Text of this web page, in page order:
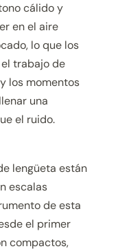
cálido y
en el aire
lo que los
trabajo de
los momentos
una
el ruido.
lengüeta están
escalas
de esta
el primer
compactos,